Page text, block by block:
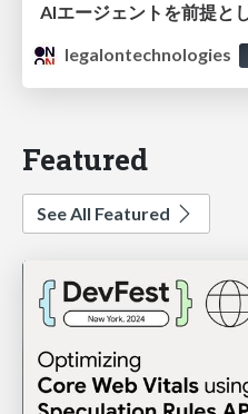
legalontechnologies
Featured
See All Featured